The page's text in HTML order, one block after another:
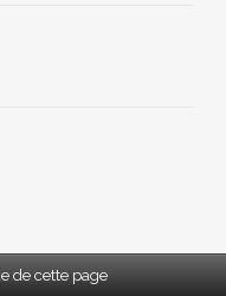
de cette page